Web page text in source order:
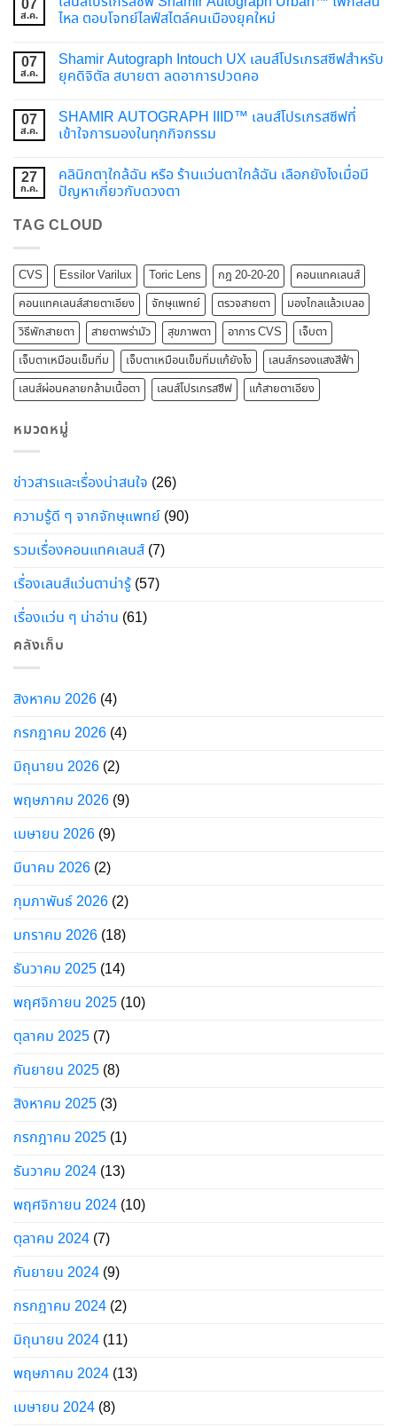
07
ส.ค.
ไหล ตอบโจทย์ไลฟ์สไตล์คนเมืองยุคใหม่
07
ส.ค.
Shamir Autograph Intouch UX เลนส์โปรเกรสซีฟสำหรับ
ยุคดิจิตัล สบายตา ลดอาการปวดคอ
07
ส.ค.
SHAMIR AUTOGRAPH IIID™ เลนส์โปรเกรสซีฟที่
เข้าใจการมองในทุกกิจกรรม
27
ก.ค.
คลินิกตาใกล้ฉัน หรือ ร้านแว่นตาใกล้ฉัน เลือกยังไงเมื่อมี
ปัญหาเกี่ยวกับดวงตา
TAG CLOUD
CVS Essilor Varilux Toric Lens กฎ 20-20-20
คอนแทคเลนส์
คอนแทคเลนส์สายตาเอียง
จักษุแพทย์ ตรวจสายตา
มองไกลแล้วเบลอ
วิธีพักสายตา
สายตาพร่ามัว สุขภาพตา อาการ CVS
เจ็บตา
เจ็บตาเหมือนเข็มทิ่ม
เจ็บตาเหมือนเข็มทิ่มแก้ยังไง
เลนส์กรองแสงสีฟ้า
เลนส์ผ่อนคลายกล้ามเนื้อตา
เลนส์โปรเกรสซีฟ แก้สายตาเอียง
หมวดหมู่
ข่าวสารและเรื่องน่าสนใจ (26)
ความรู้ดี ๆ จากจักษุแพทย์ (90)
รวมเรื่องคอนแทคเลนส์ (7)
เรื่องเลนส์แว่นตาน่ารู้ (57)
เรื่องแว่น ๆ น่าอ่าน (61)
คลังเก็บ
สิงหาคม 2026 (4)
กรกฎาคม 2026 (4)
มิถุนายน 2026 (2)
พฤษภาคม 2026 (9)
เมษายน 2026 (9)
มีนาคม 2026 (2)
กุมภาพันธ์ 2026 (2)
มกราคม 2026 (18)
ธันวาคม 2025 (14)
พฤศจิกายน 2025 (10)
ตุลาคม 2025 (7)
กันยายน 2025 (8)
สิงหาคม 2025 (3)
กรกฎาคม 2025 (1)
ธันวาคม 2024 (13)
พฤศจิกายน 2024 (10)
ตุลาคม 2024 (7)
กันยายน 2024 (9)
กรกฎาคม 2024 (2)
มิถุนายน 2024 (11)
พฤษภาคม 2024 (13)
เมษายน 2024 (8)